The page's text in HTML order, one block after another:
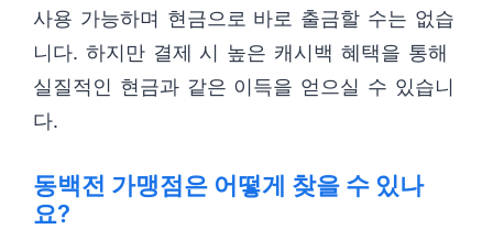
사용 가능하며 현금으로 바로 출금할 수는 없습
니다. 하지만 결제 시 높은 캐시백 혜택을 통해
실질적인 현금과 같은 이득을 얻으실 수 있습니
다.
동백전 가맹점은 어떻게 찾을 수 있나
요?